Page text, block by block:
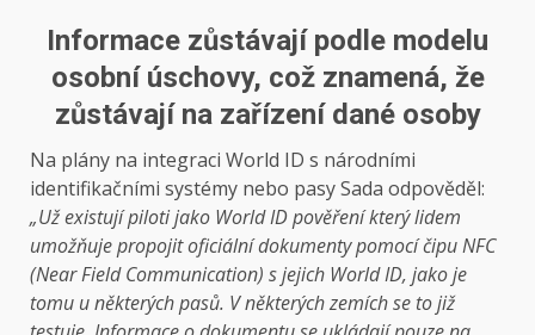
Informace zůstávají podle modelu
osobní úschovy, což znamená, že
zůstávají na zařízení dané osoby
Na plány na integraci World ID s národními
identifikačními systémy nebo pasy Sada odpověděl:
„Už existují piloti jako World ID pověřeníkterý lidem
umožňuje propojit oficiální dokumenty pomocí čipu NFC
(Near Field Communication) s jejich World ID, jako je
tomu u některých pasů. V některých zemích se to již